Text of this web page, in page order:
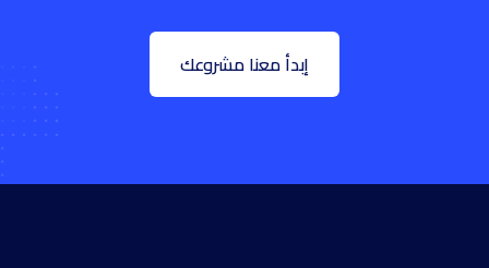
إبدأ معنا مشروعك